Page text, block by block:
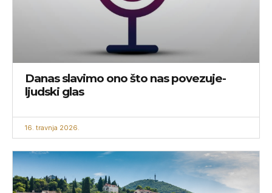
Danas slavimo ono što nas povezuje-
ljudski glas
16. travnja 2026.